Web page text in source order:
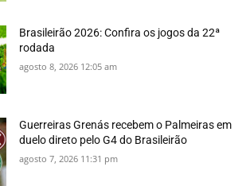
Brasileirão 2026: Confira os jogos da 22ª
rodada
agosto 8, 2026 12:05 am
Guerreiras Grenás recebem o Palmeiras em
duelo direto pelo G4 do Brasileirão
agosto 7, 2026 11:31 pm